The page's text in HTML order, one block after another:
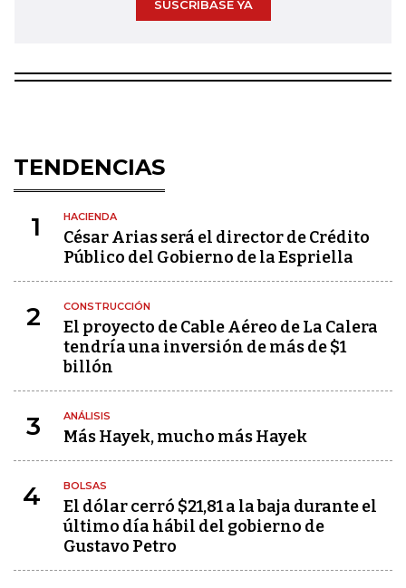
SUSCRÍBASE YA
TENDENCIAS
1 HACIENDA
César Arias será el director de Crédito
Público del Gobierno de la Espriella
2 CONSTRUCCIÓN
El proyecto de Cable Aéreo de La Calera
tendría una inversión de más de $1
billón
3 ANÁLISIS
Más Hayek, mucho más Hayek
4 BOLSAS
El dólar cerró $21,81 a la baja durante el
último día hábil del gobierno de
Gustavo Petro